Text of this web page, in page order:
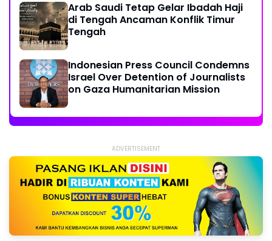
Arab Saudi Tetap Gelar Ibadah Haji
di Tengah Ancaman Konflik Timur
Tengah
Indonesian Press Council Condemns
Israel Over Detention of Journalists
on Gaza Humanitarian Mission
ADVERTISEMENT